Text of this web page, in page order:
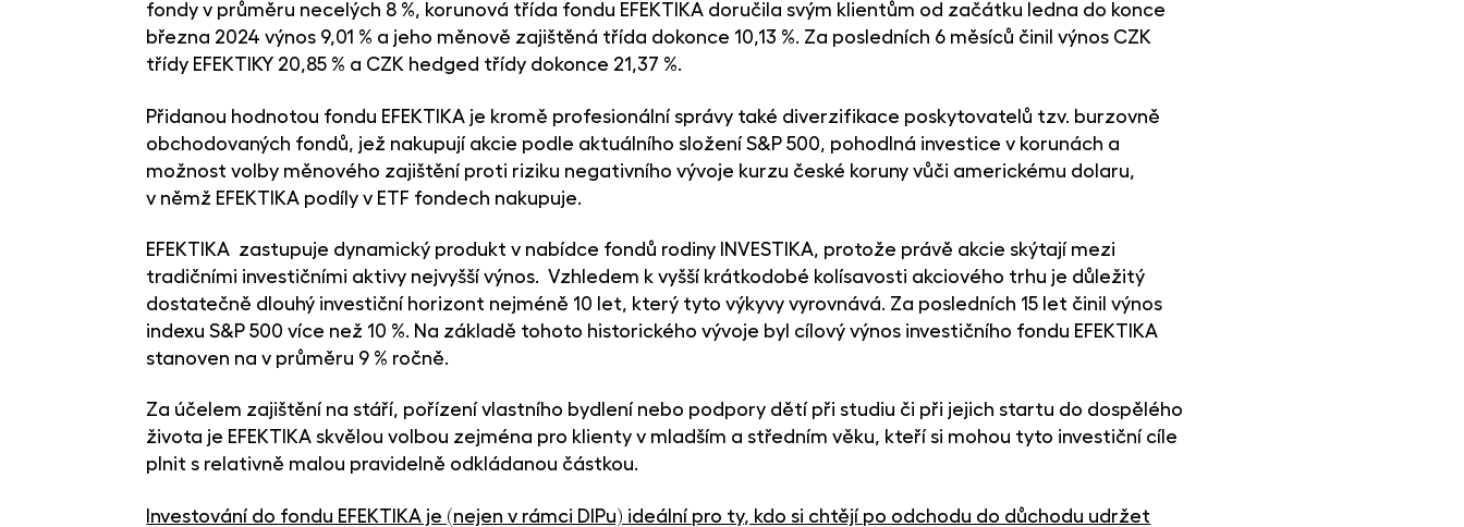
fondy v průměru necelých 8 %, korunová třída fondu EFEKTIKA doručila svým klientům od začátku ledna do konce
března 2024 výnos 9,01 % a jeho měnově zajištěná třída dokonce 10,13 %. Za posledních 6 měsíců činil výnos CZK
třídy EFEKTIKY 20,85 % a CZK hedged třídy dokonce 21,37 %.
Přidanou hodnotou fondu EFEKTIKA je kromě profesionální správy také diverzifikace poskytovatelů tzv. burzovně
obchodovaných fondů, jež nakupují akcie podle aktuálního složení S&P 500, pohodlná investice v korunách a
možnost volby měnového zajištění proti riziku negativního vývoje kurzu české koruny vůči americkému dolaru,
v němž EFEKTIKA podíly v ETF fondech nakupuje.
EFEKTIKA zastupuje dynamický produkt v nabídce fondů rodiny INVESTIKA, protože právě akcie skýtají mezi
tradičními investičními aktivy nejvyšší výnos. Vzhledem k vyšší krátkodobé kolísavosti akciového trhu je důležitý
dostatečně dlouhý investiční horizont nejméně 10 let, který tyto výkyvy vyrovnává. Za posledních 15 let činil výnos
indexu S&P 500 více než 10 %. Na základě tohoto historického vývoje byl cílový výnos investičního fondu EFEKTIKA
stanoven na v průměru 9 % ročně.
Za účelem zajištění na stáří, pořízení vlastního bydlení nebo podpory dětí při studiu či při jejich startu do dospělého
života je EFEKTIKA skvělou volbou zejména pro klienty v mladším a středním věku, kteří si mohou tyto investiční cíle
plnit s relativně malou pravidelně odkládanou částkou.
Investování do fondu EFEKTIKA je (nejen v rámci DIPu) ideální pro ty, kdo si chtějí po odchodu do důchodu udržet